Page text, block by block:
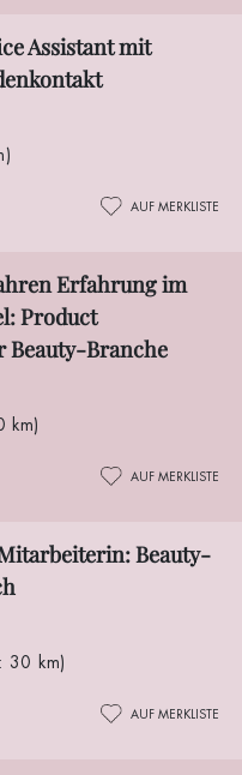
Assistant mit
AUF MERKLISTE
Erfahrung im
Product
Beauty-Branche
km)
AUF MERKLISTE
Beauty-
30 km)
AUF MERKLISTE